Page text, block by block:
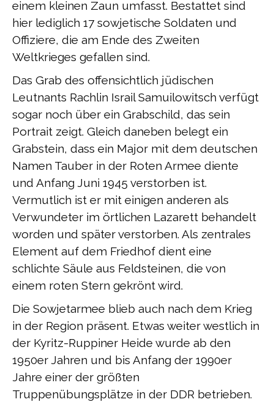
einem kleinen Zaun umfasst. Bestattet sind
hier lediglich 17 sowjetische Soldaten und
Offiziere, die am Ende des Zweiten
Weltkrieges gefallen sind.
Das Grab des offensichtlich jüdischen
Leutnants Rachlin Israil Samuilowitsch verfügt
sogar noch über ein Grabschild, das sein
Portrait zeigt. Gleich daneben belegt ein
Grabstein, dass ein Major mit dem deutschen
Namen Tauber in der Roten Armee diente
und Anfang Juni 1945 verstorben ist.
Vermutlich ist er mit einigen anderen als
Verwundeter im örtlichen Lazarett behandelt
worden und später verstorben. Als zentrales
Element auf dem Friedhof dient eine
schlichte Säule aus Feldsteinen, die von
einem roten Stern gekrönt wird.
Die Sowjetarmee blieb auch nach dem Krieg
in der Region präsent. Etwas weiter westlich in
der Kyritz-Ruppiner Heide wurde ab den
1950er Jahren und bis Anfang der 1990er
Jahre einer der größten
Truppenübungsplätze in der DDR betrieben.